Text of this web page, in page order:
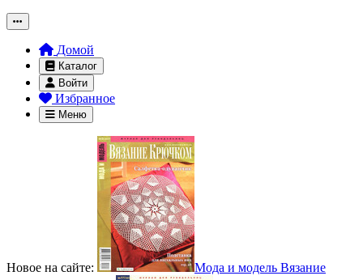
Домой
Каталог
Войти
Избранное
Меню
Новое на сайте: Мода и модель Вязание